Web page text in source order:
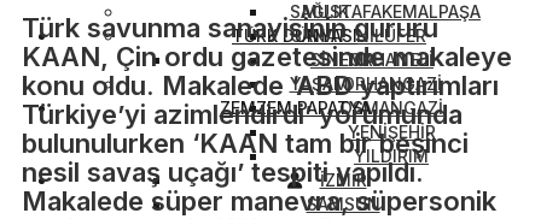
MUSTAFAKEMALPAŞA
NİLÜFER
ORHANELİ
ORHANGAZİ
OSMANGAZİ
YENİŞEHİR
YILDIRIM
İZMİR
SAMSUN
SAĞLIK
SANAT
SİNEMA
YAŞAM
TÜRK DÜNYASI
ZEMZEM PAPATYA
Türk savunma sanayisinin gururu
KAAN, Çin ordu gazetesinde makaleye
konu oldu. Makalede ‘ABD yaptırımları
Türkiye’yi azimlendirdi’ yorumunda
bulunulurken ‘KAAN tam bir beşinci
nesil savaş uçağı’ tespiti yapıldı.
Makalede süper manevra, süpersonik